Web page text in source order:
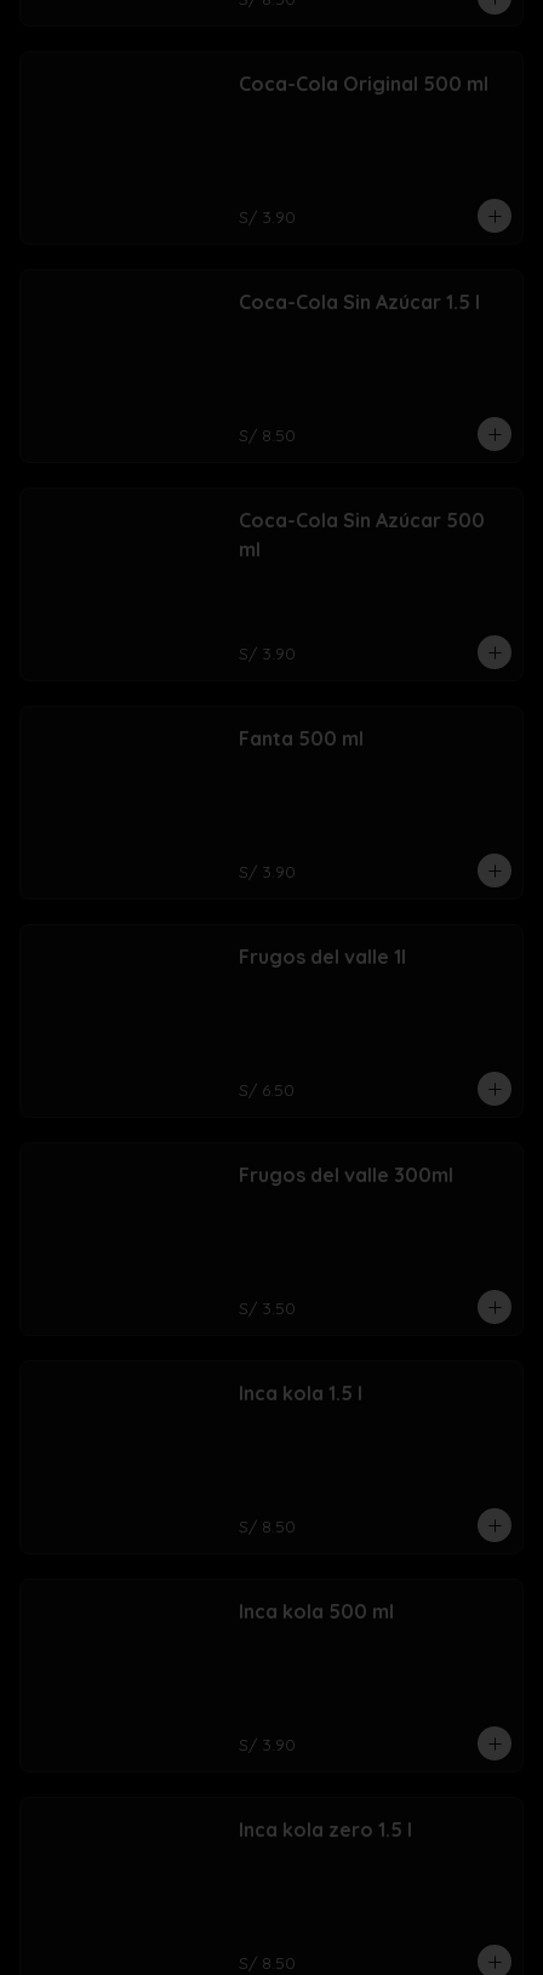
Coca-Cola Original 500 ml
S/ 3.90
Coca-Cola Sin Azúcar 1.5 l
S/ 8.50
Coca-Cola Sin Azúcar 500
ml
S/ 3.90
Fanta 500 ml
S/ 3.90
Frugos del valle 1l
S/ 6.50
Frugos del valle 300ml
S/ 3.50
Inca kola 1.5 l
S/ 8.50
Inca kola 500 ml
S/ 3.90
Inca kola zero 1.5 l
S/ 8.50